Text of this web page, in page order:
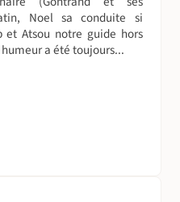
fourni (assiettes, couverts).
canif. Un grand soin est
Noel sa conduite si
et Atsou notre guide hors
a été toujours...